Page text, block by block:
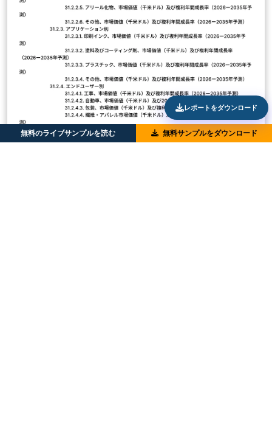
無料のライブサンプルを読む 無料サンプルをダウンロード
レポートをダウンロード